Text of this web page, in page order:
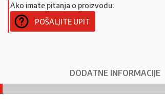
Ako imate pitanja o proizvodu:
POŠALJITE UPIT
DODATNE INFORMACIJE